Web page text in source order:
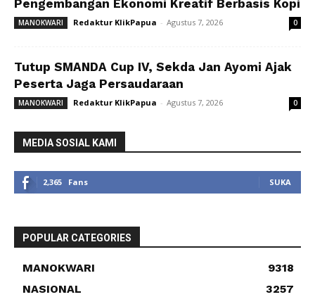
Pengembangan Ekonomi Kreatif Berbasis Kopi
MANOKWARI Redaktur KlikPapua - Agustus 7, 2026 0
Tutup SMANDA Cup IV, Sekda Jan Ayomi Ajak
Peserta Jaga Persaudaraan
MANOKWARI Redaktur KlikPapua - Agustus 7, 2026 0
MEDIA SOSIAL KAMI
2,365 Fans SUKA
POPULAR CATEGORIES
MANOKWARI
9318
NASIONAL
3257